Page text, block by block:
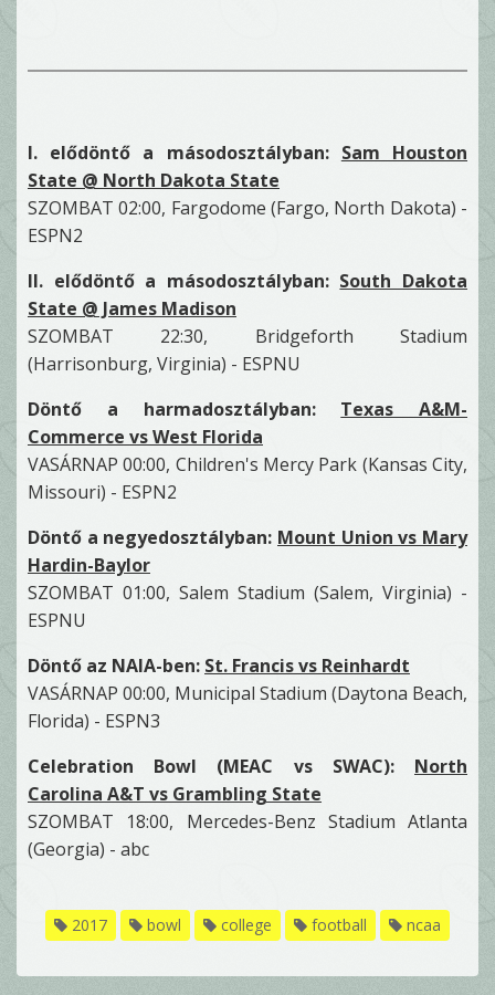
I. elődöntő a másodosztályban: Sam Houston
State @ North Dakota State
SZOMBAT 02:00, Fargodome (Fargo, North Dakota) -
ESPN2
II. elődöntő a másodosztályban: South Dakota
State @ James Madison
SZOMBAT 22:30, Bridgeforth Stadium
(Harrisonburg, Virginia) - ESPNU
Döntő a harmadosztályban: Texas A&M-
Commerce vs West Florida
VASÁRNAP 00:00, Children's Mercy Park (Kansas City,
Missouri) - ESPN2
Döntő a negyedosztályban: Mount Union vs Mary
Hardin-Baylor
SZOMBAT 01:00, Salem Stadium (Salem, Virginia) -
ESPNU
Döntő az NAIA-ben: St. Francis vs Reinhardt
VASÁRNAP 00:00, Municipal Stadium (Daytona Beach,
Florida) - ESPN3
Celebration Bowl (MEAC vs SWAC): North
Carolina A&T vs Grambling State
SZOMBAT 18:00, Mercedes-Benz Stadium Atlanta
(Georgia) - abc
2017 bowl college football ncaa